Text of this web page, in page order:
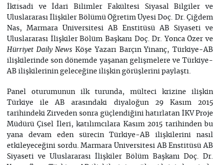
İktisadi ve İdari Bilimler Fakültesi Siyasal Bilgiler ve
Uluslararası İlişkiler Bölümü Öğretim Üyesi Doç. Dr. Çiğdem
Nas, Marmara Üniversitesi AB Enstitüsü AB Siyaseti ve
Uluslararası İlişkiler Bölüm Başkanı Doç. Dr. Yonca Özer ve
Hürriyet Daily News Köşe Yazarı Barçın Yinanç, Türkiye-AB
ilişkilerinde son dönemde yaşanan gelişmelere ve Türkiye-
AB ilişkilerinin geleceğine ilişkin görüşlerini paylaştı.
Panel oturumunun ilk turunda, mülteci krizine ilişkin
Türkiye ile AB arasındaki diyaloğun 29 Kasım 2015
tarihindeki Zirveden sonra güçlendiğini hatırlatan İKV Proje
Müdürü Çisel İleri, katılımcılara Kasım 2015 tarihinden bu
yana devam eden sürecin Türkiye-AB ilişkilerini nasıl
etkileyeceğini sordu. Marmara Üniversitesi AB Enstitüsü AB
Siyaseti ve Uluslararası İlişkiler Bölüm Başkanı Doç. Dr.